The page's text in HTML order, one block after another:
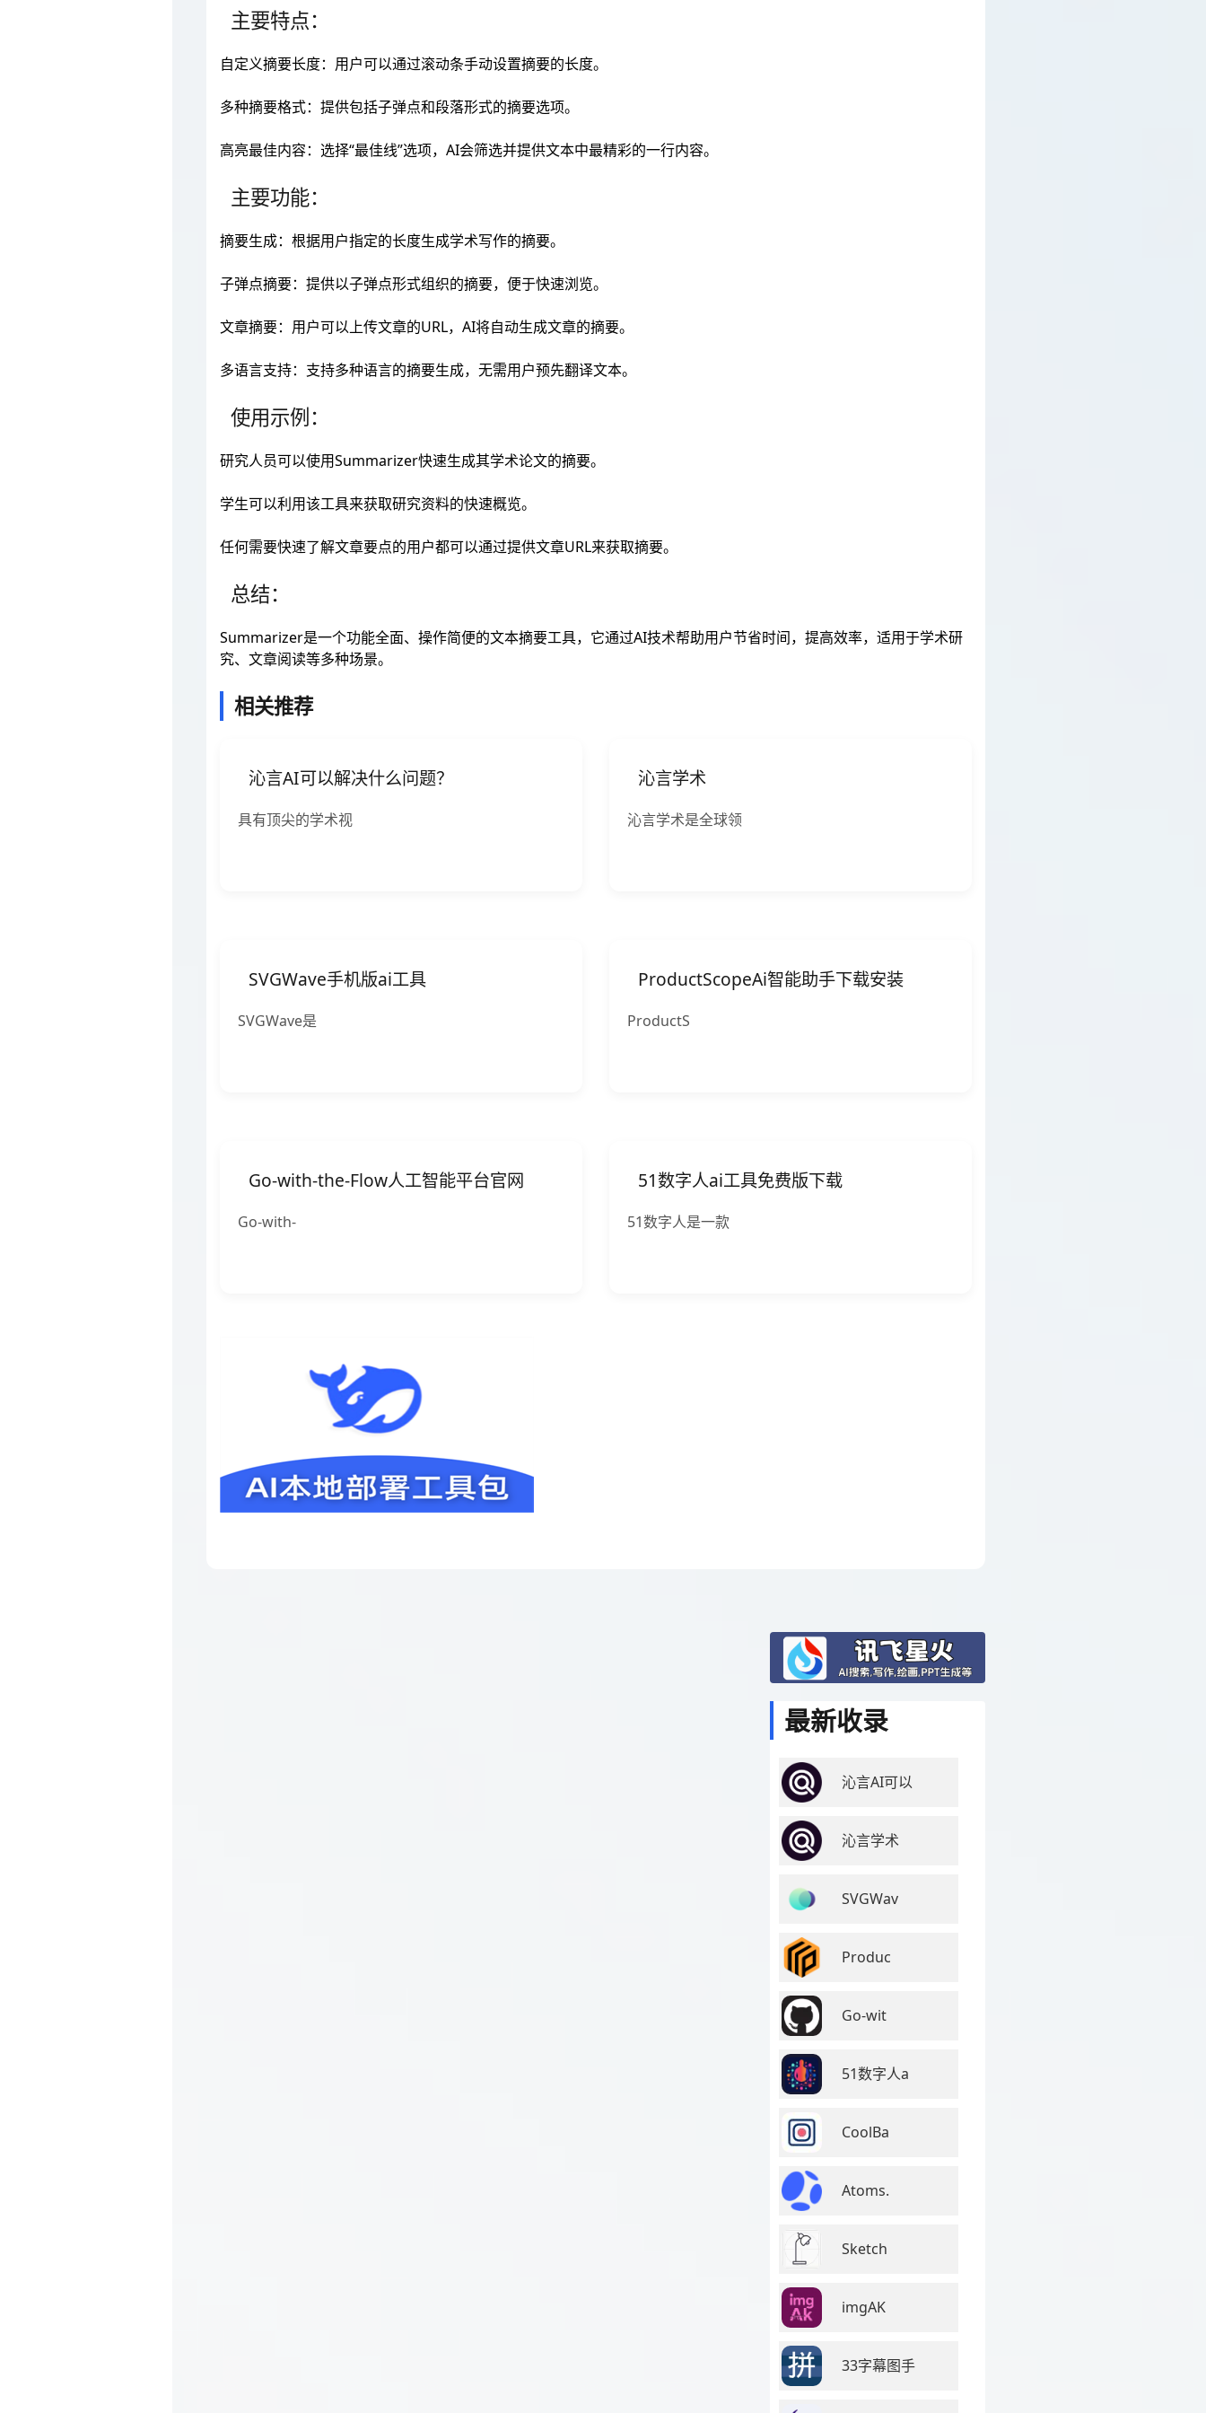
主要特点：
自定义摘要长度：用户可以通过滚动条手动设置摘要的长度。
多种摘要格式：提供包括子弹点和段落形式的摘要选项。
高亮最佳内容：选择“最佳线”选项，AI会筛选并提供文本中最精彩的一行内容。
主要功能：
摘要生成：根据用户指定的长度生成学术写作的摘要。
子弹点摘要：提供以子弹点形式组织的摘要，便于快速浏览。
文章摘要：用户可以上传文章的URL，AI将自动生成文章的摘要。
多语言支持：支持多种语言的摘要生成，无需用户预先翻译文本。
使用示例：
研究人员可以使用Summarizer快速生成其学术论文的摘要。
学生可以利用该工具来获取研究资料的快速概览。
任何需要快速了解文章要点的用户都可以通过提供文章URL来获取摘要。
总结：
Summarizer是一个功能全面、操作简便的文本摘要工具，它通过AI技术帮助用户节省时间，提高效率，适用于学术研
究、文章阅读等多种场景。
相关推荐
沁言AI可以解决什么问题？
具有顶尖的学术视
沁言学术
沁言学术是全球领
SVGWave手机版ai工具
SVGWave是
ProductScopeAi智能助手下载安装
ProductS
Go-with-the-Flow人工智能平台官网
Go-with-
51数字人ai工具免费版下载
51数字人是一款
最新收录
沁言AI可以
沁言学术
SVGWav
Produc
Go-wit
51数字人a
CoolBa
Atoms.
Sketch
imgAK
33字幕图手